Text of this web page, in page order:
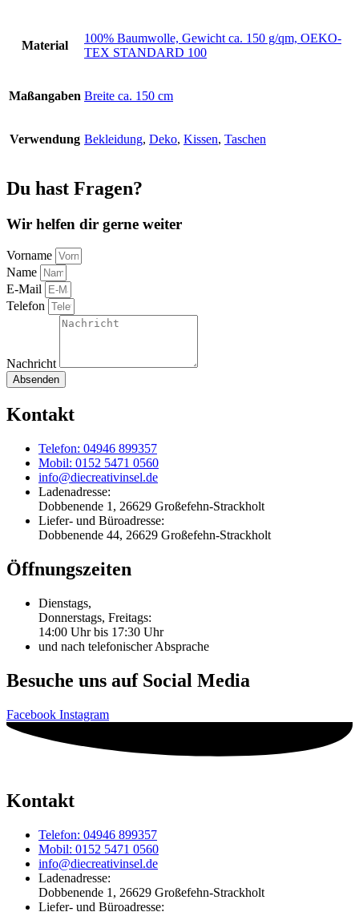
Material
100% Baumwolle, Gewicht ca. 150 g/qm, OEKO-
TEX STANDARD 100
Maßangaben Breite ca. 150 cm
Verwendung Bekleidung, Deko, Kissen, Taschen
Du hast Fragen?
Wir helfen dir gerne weiter
Vorname
Name
E-Mail
Telefon
Nachricht
Absenden
Kontakt
Telefon: 04946 899357
Mobil: 0152 5471 0560
info@diecreativinsel.de
Ladenadresse:
Dobbenende 1, 26629 Großefehn-Strackholt
Liefer- und Büroadresse:
Dobbenende 44, 26629 Großefehn-Strackholt
Öffnungszeiten
Dienstags,
Donnerstags, Freitags:
14:00 Uhr bis 17:30 Uhr
und nach telefonischer Absprache
Besuche uns auf Social Media
Facebook Instagram
Kontakt
Telefon: 04946 899357
Mobil: 0152 5471 0560
info@diecreativinsel.de
Ladenadresse:
Dobbenende 1, 26629 Großefehn-Strackholt
Liefer- und Büroadresse: